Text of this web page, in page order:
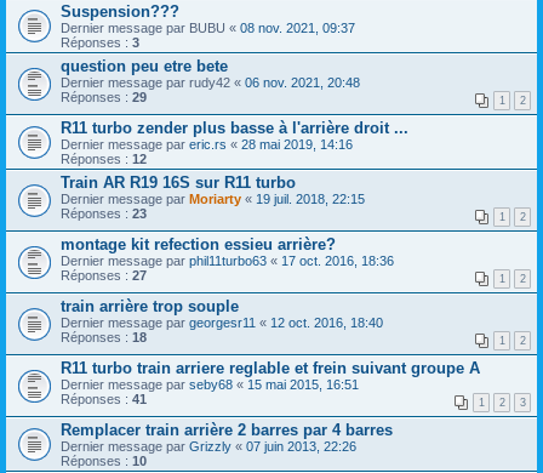
Suspension???
Dernier message par BUBU « 08 nov. 2021, 09:37
Réponses : 3
question peu etre bete
Dernier message par rudy42 « 06 nov. 2021, 20:48
Réponses : 29 1 2
R11 turbo zender plus basse à l'arrière droit ...
Dernier message par eric.rs « 28 mai 2019, 14:16
Réponses : 12
Train AR R19 16S sur R11 turbo
Dernier message par Moriarty « 19 juil. 2018, 22:15
Réponses : 23 1 2
montage kit refection essieu arrière?
Dernier message par phil11turbo63 « 17 oct. 2016, 18:36
Réponses : 27 1 2
train arrière trop souple
Dernier message par georgesr11 « 12 oct. 2016, 18:40
Réponses : 18 1 2
R11 turbo train arriere reglable et frein suivant groupe A
Dernier message par seby68 « 15 mai 2015, 16:51
Réponses : 41 1 2 3
Remplacer train arrière 2 barres par 4 barres
Dernier message par Grizzly « 07 juin 2013, 22:26
Réponses : 10